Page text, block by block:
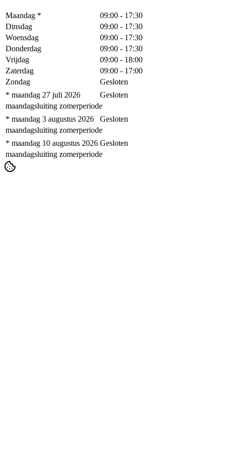
Maandag * 09:00 - 17:30
Dinsdag
09:00 - 17:30
Woensdag
09:00 - 17:30
Donderdag
09:00 - 17:30
Vrijdag
09:00 - 18:00
Zaterdag
09:00 - 17:00
Zondag
Gesloten
* maandag 27 juli 2026
Gesloten
maandagsluiting zomerperiode
* maandag 3 augustus 2026
Gesloten
maandagsluiting zomerperiode
* maandag 10 augustus 2026 Gesloten
maandagsluiting zomerperiode